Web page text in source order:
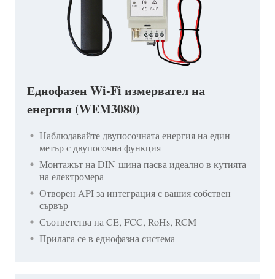
Еднофазен Wi-Fi измервател на
енергия (WEM3080)
Наблюдавайте двупосочната енергия на един
метър с двупосочна функция
Монтажът на DIN-шина пасва идеално в кутията
на електромера
Отворен API за интеграция с вашия собствен
сървър
Съответства на CE, FCC, RoHs, RCM
Прилага се в еднофазна система